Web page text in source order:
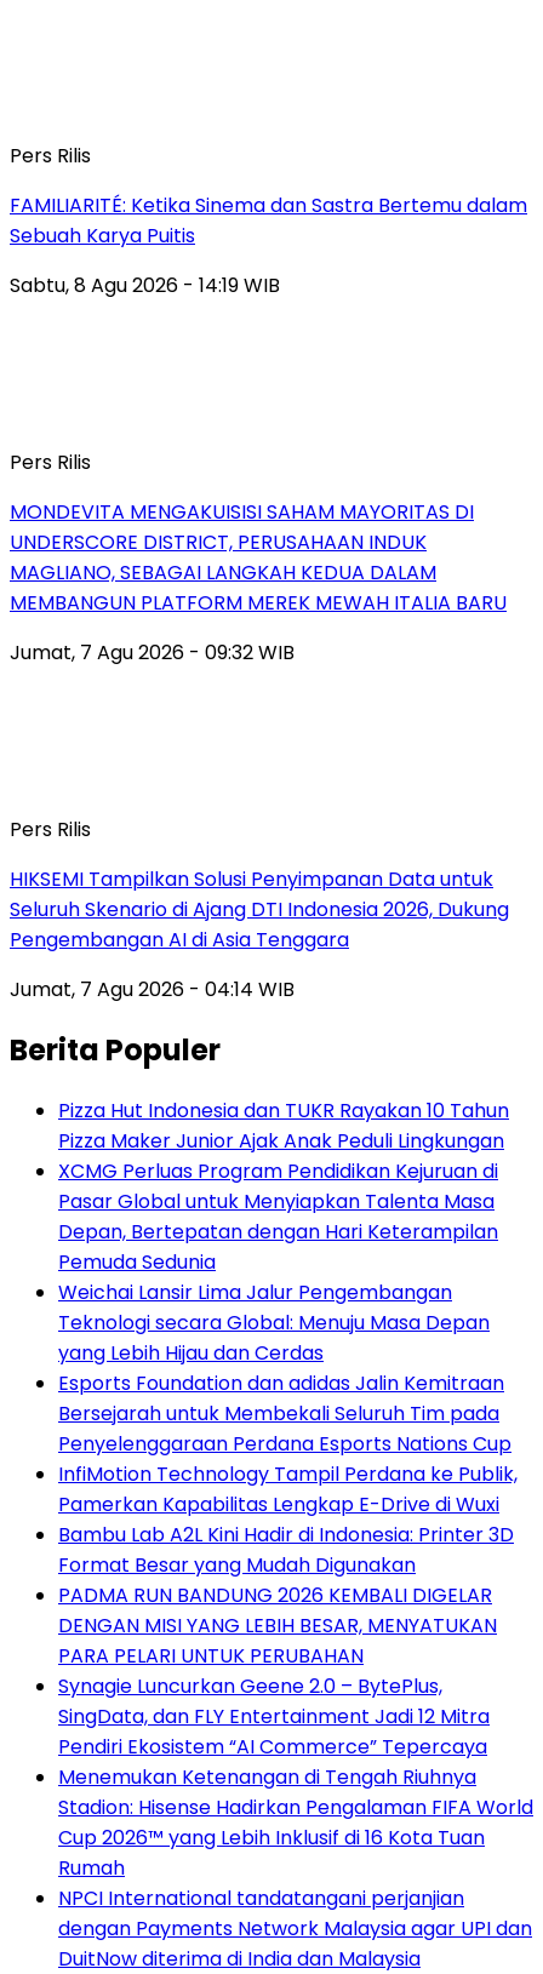
Pers Rilis
FAMILIARITÉ: Ketika Sinema dan Sastra Bertemu dalam
Sebuah Karya Puitis
Sabtu, 8 Agu 2026 - 14:19 WIB
Pers Rilis
MONDEVITA MENGAKUISISI SAHAM MAYORITAS DI
UNDERSCORE DISTRICT, PERUSAHAAN INDUK
MAGLIANO, SEBAGAI LANGKAH KEDUA DALAM
MEMBANGUN PLATFORM MEREK MEWAH ITALIA BARU
Jumat, 7 Agu 2026 - 09:32 WIB
Pers Rilis
HIKSEMI Tampilkan Solusi Penyimpanan Data untuk
Seluruh Skenario di Ajang DTI Indonesia 2026, Dukung
Pengembangan AI di Asia Tenggara
Jumat, 7 Agu 2026 - 04:14 WIB
Berita Populer
Pizza Hut Indonesia dan TUKR Rayakan 10 Tahun
Pizza Maker Junior Ajak Anak Peduli Lingkungan
XCMG Perluas Program Pendidikan Kejuruan di
Pasar Global untuk Menyiapkan Talenta Masa
Depan, Bertepatan dengan Hari Keterampilan
Pemuda Sedunia
Weichai Lansir Lima Jalur Pengembangan
Teknologi secara Global: Menuju Masa Depan
yang Lebih Hijau dan Cerdas
Esports Foundation dan adidas Jalin Kemitraan
Bersejarah untuk Membekali Seluruh Tim pada
Penyelenggaraan Perdana Esports Nations Cup
InfiMotion Technology Tampil Perdana ke Publik,
Pamerkan Kapabilitas Lengkap E-Drive di Wuxi
Bambu Lab A2L Kini Hadir di Indonesia: Printer 3D
Format Besar yang Mudah Digunakan
PADMA RUN BANDUNG 2026 KEMBALI DIGELAR
DENGAN MISI YANG LEBIH BESAR, MENYATUKAN
PARA PELARI UNTUK PERUBAHAN
Synagie Luncurkan Geene 2.0 – BytePlus,
SingData, dan FLY Entertainment Jadi 12 Mitra
Pendiri Ekosistem “AI Commerce” Tepercaya
Menemukan Ketenangan di Tengah Riuhnya
Stadion: Hisense Hadirkan Pengalaman FIFA World
Cup 2026™ yang Lebih Inklusif di 16 Kota Tuan
Rumah
NPCI International tandatangani perjanjian
dengan Payments Network Malaysia agar UPI dan
DuitNow diterima di India dan Malaysia